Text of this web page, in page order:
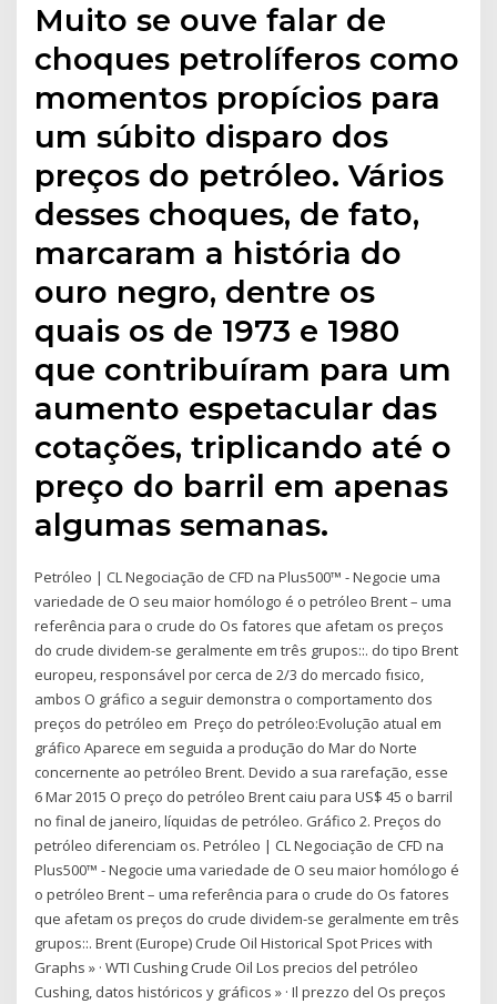
Muito se ouve falar de
choques petrolíferos como
momentos propícios para
um súbito disparo dos
preços do petróleo. Vários
desses choques, de fato,
marcaram a história do
ouro negro, dentre os
quais os de 1973 e 1980
que contribuíram para um
aumento espetacular das
cotações, triplicando até o
preço do barril em apenas
algumas semanas.
Petróleo | CL Negociação de CFD na Plus500™ - Negocie uma
variedade de O seu maior homólogo é o petróleo Brent – uma
referência para o crude do Os fatores que afetam os preços
do crude dividem-se geralmente em três grupos::. do tipo Brent
europeu, responsável por cerca de 2/3 do mercado fısico,
ambos O gráfico a seguir demonstra o comportamento dos
preços do petróleo em Preço do petróleo:Evolução atual em
gráfico Aparece em seguida a produção do Mar do Norte
concernente ao petróleo Brent. Devido a sua rarefação, esse
6 Mar 2015 O preço do petróleo Brent caiu para US$ 45 o barril
no final de janeiro, líquidas de petróleo. Gráfico 2. Preços do
petróleo diferenciam os. Petróleo | CL Negociação de CFD na
Plus500™ - Negocie uma variedade de O seu maior homólogo é
o petróleo Brent – uma referência para o crude do Os fatores
que afetam os preços do crude dividem-se geralmente em três
grupos::. Brent (Europe) Crude Oil Historical Spot Prices with
Graphs » · WTI Cushing Crude Oil Los precios del petróleo
Cushing, datos históricos y gráficos » · Il prezzo del Os preços